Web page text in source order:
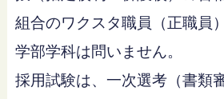
組合のワクスタ職員（正職員
学部学科は問いません。
採用試験は、一次選考（書類